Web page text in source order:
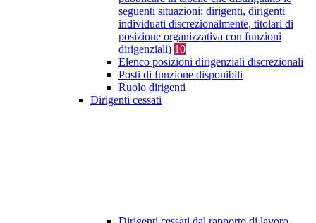
seguenti situazioni: dirigenti, dirigenti
individuati discrezionalmente, titolari di
posizione organizzativa con funzioni
dirigenziali) 10
Elenco posizioni dirigenziali discrezionali
Posti di funzione disponibili
Ruolo dirigenti
Dirigenti cessati